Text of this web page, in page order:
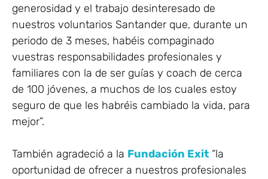
generosidad y el trabajo desinteresado de
nuestros voluntarios Santander que, durante un
periodo de 3 meses, habéis compaginado
vuestras responsabilidades profesionales y
familiares con la de ser guías y coach de cerca
de 100 jóvenes, a muchos de los cuales estoy
seguro de que les habréis cambiado la vida, para
mejor”.
También agradeció a la Fundación Exit “la
oportunidad de ofrecer a nuestros profesionales